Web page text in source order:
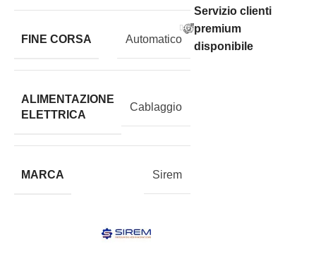
FINE CORSA Automatico
ALIMENTAZIONE
ELETTRICA
Cablaggio
MARCA Sirem
Servizio clienti
premium
disponibile